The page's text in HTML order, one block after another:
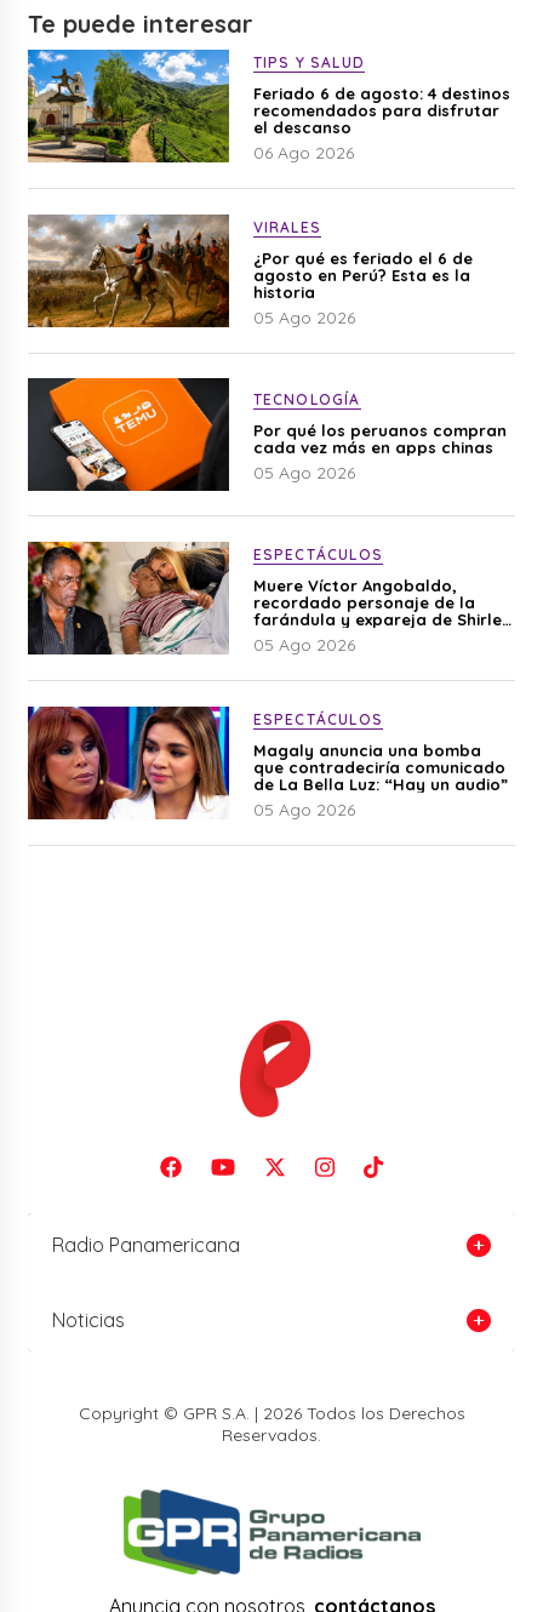
Te puede interesar
TIPS Y SALUD
Feriado 6 de agosto: 4 destinos
recomendados para disfrutar
el descanso
06 Ago 2026
VIRALES
¿Por qué es feriado el 6 de
agosto en Perú? Esta es la
historia
05 Ago 2026
TECNOLOGÍA
Por qué los peruanos compran
cada vez más en apps chinas
05 Ago 2026
ESPECTÁCULOS
Muere Víctor Angobaldo,
recordado personaje de la
farándula y expareja de Shirley
Cherres
05 Ago 2026
ESPECTÁCULOS
Magaly anuncia una bomba
que contradeciría comunicado
de La Bella Luz: “Hay un audio”
05 Ago 2026
Radio Panamericana
Noticias
Copyright © GPR S.A. | 2026 Todos los Derechos
Reservados.
Anuncia con nosotros, contáctanos